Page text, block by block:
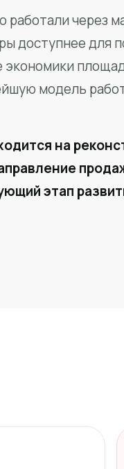
работали через
доступнее для
экономики
модель
на
этап